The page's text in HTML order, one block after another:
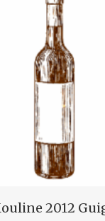
Ajouter Au
2012